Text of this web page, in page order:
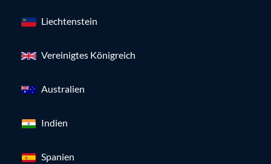
Liechtenstein
Vereinigtes Königreich
Australien
Indien
Spanien